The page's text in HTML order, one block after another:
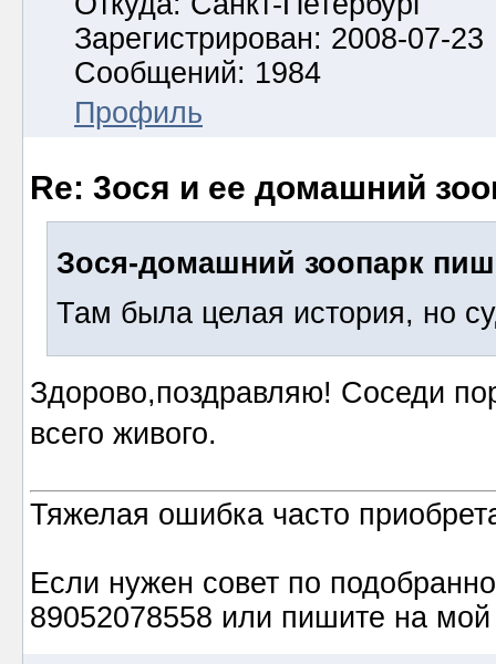
Зарегистрирован: 2008-07-23
Сообщений: 1984
Профиль
Re: 3ося и ее домашний
Зося-домашний зоопарк
Там была целая история, но
Здорово,поздравляю! Соседи
всего живого.
Тяжелая ошибка часто
Если нужен совет по
89052078558 или пишите на